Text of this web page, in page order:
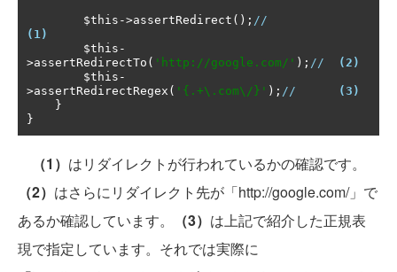
        $this
->assertRedirect ();
(1)
        $this
-
>assertRedirectTo ( 'http://google.com/' ); //
(2)
        $this
-
>assertRedirectRegex ( '{.+\.com\/}' ); //
(3)
}
}
（1） はリダイレクトが行われているかの確認です。
（2） はさらにリダイレクト先が「http://google.com/」で
あるか確認しています。
（3） は上記で紹介した正規表
現で指定しています。それでは実際に